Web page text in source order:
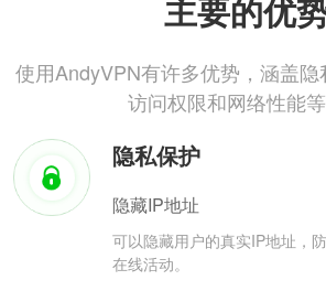
主要的优
使用AndyVPN有许多优势，涵盖隐
访问权限和网络性能
隐私保护
隐藏IP地址
可以隐藏用户的真实IP地址，
在线活动。